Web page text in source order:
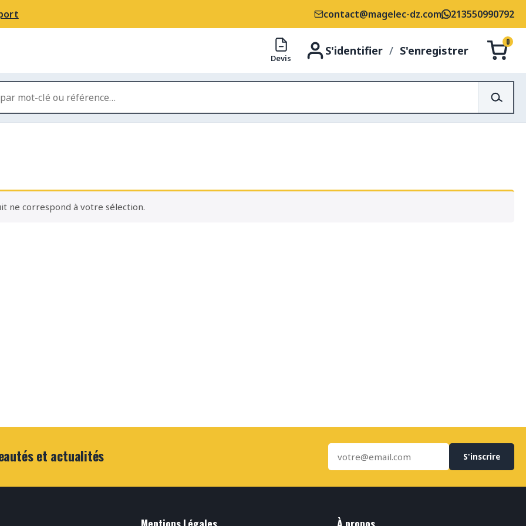
contact@magelec-dz.com 213550990792
S'identifier / S'enregistrer
Devis
0
ne correspond à votre sélection.
et actualités S'inscrire